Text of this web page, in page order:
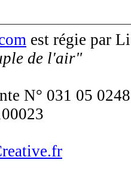
est régie par
de l'air"
N° 031 05 0248